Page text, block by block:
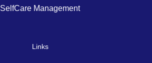
SelfCare Management
Links